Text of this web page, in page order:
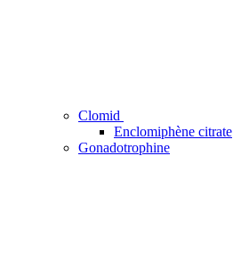
Clomid
Enclomiphène citrate
Gonadotrophine